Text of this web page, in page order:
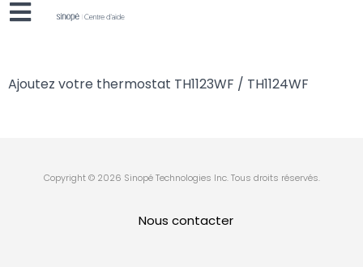
Ajoutez votre thermostat TH1123WF / TH1124WF
Copyright © 2026 Sinopé Technologies Inc. Tous droits réservés.
Nous contacter